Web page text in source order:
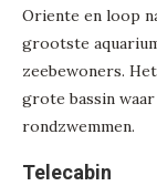
Oriente en loop
grootste
zeebewoners.
grote bassin
rondzwemmen.
Telecabin